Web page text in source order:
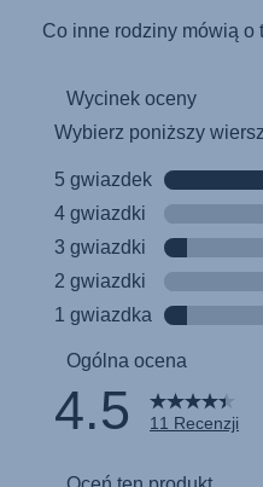
Mode d'emploi
Manual de
Инструкция
Instrukcja
Návod na použitie
Инструкция за
Upute za uporabu
Pokyny k použití
Brugerinstruktioner
Gebruiksinstructies